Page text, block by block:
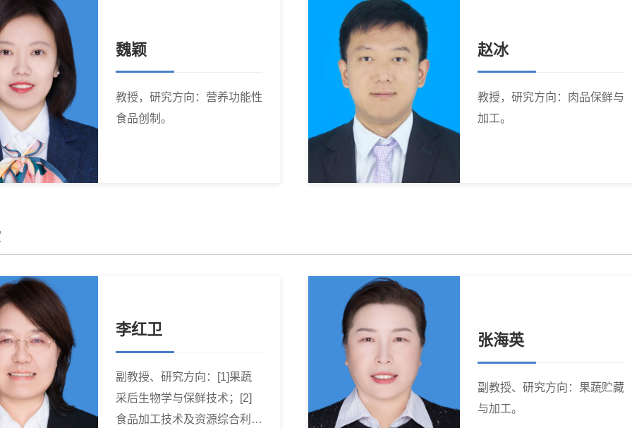
魏颖
教授，研究方向：营养功能性
食品创制。
赵冰
教授，研究方向：肉品保鲜与
加工。
李红卫
副教授、研究方向：[1]果蔬
采后生物学与保鲜技术；[2]
食品加工技术及资源综合利
张海英
副教授、研究方向：果蔬贮藏
与加工。